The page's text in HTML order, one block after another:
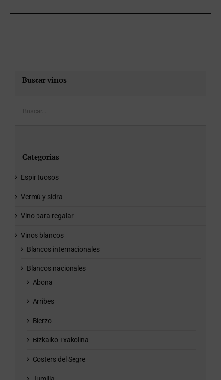
Buscar vinos
Categorías
Espirituosos
Vermú y sidra
Vino para regalar
Vinos blancos
Blancos internacionales
Blancos nacionales
Abona
Arribes
Bierzo
Bizkaiko Txakolina
Costers del Segre